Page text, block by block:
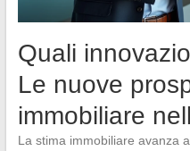
Quali
Le nuove
immobiliare
La stima immobiliare avanza